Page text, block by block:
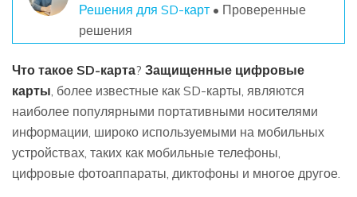
Решения для SD-карт• Проверенные
решения
Что такое SD-карта? Защищенные цифровые
карты, более известные как SD-карты, являются
наиболее популярными портативными носителями
информации, широко используемыми на мобильных
устройствах, таких как мобильные телефоны,
цифровые фотоаппараты, диктофоны и многое другое.